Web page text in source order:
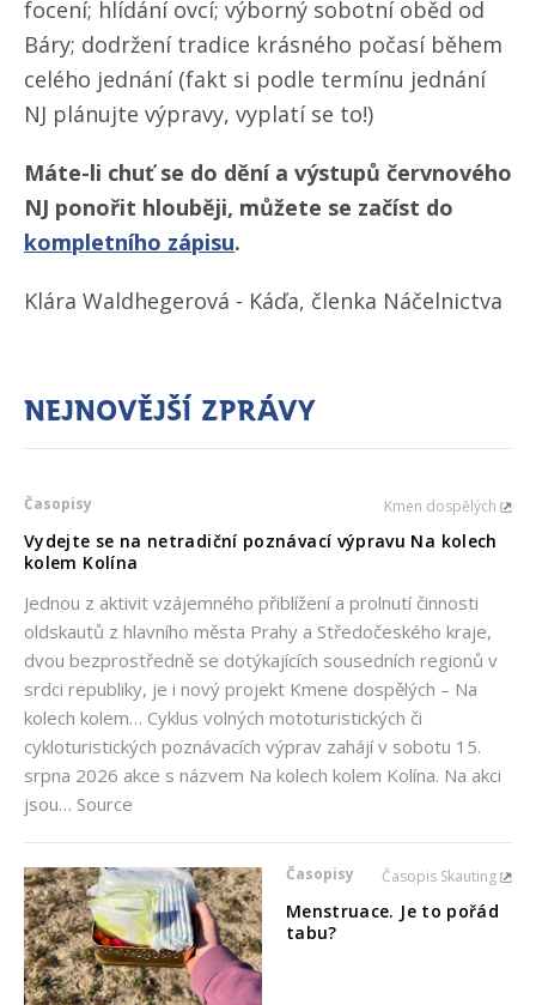
focení; hlídání ovcí; výborný sobotní oběd od
Báry; dodržení tradice krásného počasí během
celého jednání (fakt si podle termínu jednání
NJ plánujte výpravy, vyplatí se to!)
Máte-li chuť se do dění a výstupů červnového
NJ ponořit hlouběji, můžete se začíst do
kompletního zápisu.
Klára Waldhegerová - Káďa, členka Náčelnictva
Nejnovější zprávy
Časopisy Kmen dospělých
Vydejte se na netradiční poznávací výpravu Na kolech
kolem Kolína
Jednou z aktivit vzájemného přiblížení a prolnutí činnosti
oldskautů z hlavního města Prahy a Středočeského kraje,
dvou bezprostředně se dotýkajících sousedních regionů v
srdci republiky, je i nový projekt Kmene dospělých – Na
kolech kolem… Cyklus volných mototuristických či
cykloturistických poznávacích výprav zahájí v sobotu 15.
srpna 2026 akce s názvem Na kolech kolem Kolína. Na akci
jsou… Source
Časopisy Časopis Skauting
Menstruace. Je to pořád
tabu?